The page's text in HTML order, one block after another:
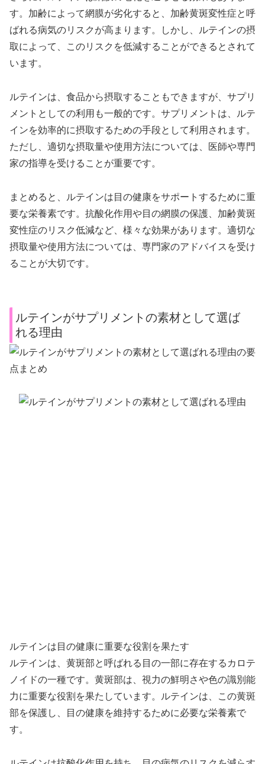
す。加齢によって網膜が劣化すると、加齢黄斑変性症と呼
ばれる病気のリスクが高まります。しかし、ルテインの摂
取によって、このリスクを低減することができるとされて
います。
ルテインは、食品から摂取することもできますが、サプリ
メントとしての利用も一般的です。サプリメントは、ルテ
インを効率的に摂取するための手段として利用されます。
ただし、適切な摂取量や使用方法については、医師や専門
家の指導を受けることが重要です。
まとめると、ルテインは目の健康をサポートするために重
要な栄養素です。抗酸化作用や目の網膜の保護、加齢黄斑
変性症のリスク低減など、様々な効果があります。適切な
摂取量や使用方法については、専門家のアドバイスを受け
ることが大切です。
ルテインがサプリメントの素材として選ば
れる理由
ルテインは目の健康に重要な役割を果たす
ルテインは、黄斑部と呼ばれる目の一部に存在するカロテ
ノイドの一種です。黄斑部は、視力の鮮明さや色の識別能
力に重要な役割を果たしています。ルテインは、この黄斑
部を保護し、目の健康を維持するために必要な栄養素で
す。